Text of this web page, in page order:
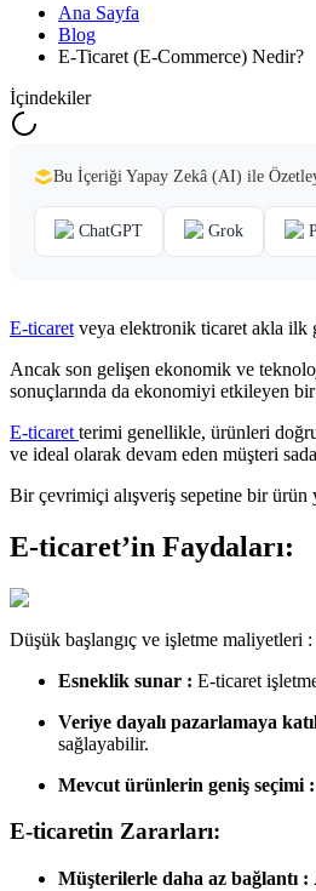
Ana Sayfa
Blog
E-Ticaret (E-Commerce) Nedir?
İçindekiler
Bu İçeriği Yapay Zekâ (AI) ile
ChatGPT Grok
E-ticaret veya elektronik ticaret akla ilk
Ancak son gelişen ekonomik ve
sonuçlarında da ekonomiyi etkileyen
E-ticaret terimi genellikle, ürünleri
ve ideal olarak devam eden müşteri
Bir çevrimiçi alışveriş sepetine bir ürün
E-ticaret’in Faydaları:
Düşük başlangıç ve işletme maliyetleri
Esneklik sunar : E-ticaret
Veriye dayalı pazarlamaya
sağlayabilir.
Mevcut ürünlerin geniş seçimi :
E-ticaretin Zararları:
Müşterilerle daha az bağlantı :